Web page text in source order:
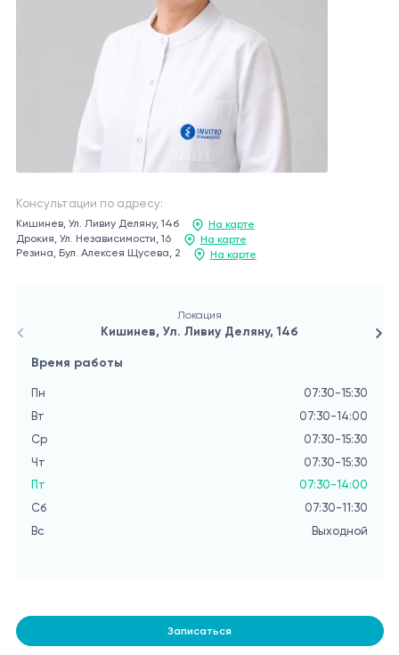
Консультации по адресу:
Кишинев, Ул. Ливиу Деляну, 14б
На карте
Дрокия, Ул. Независимости, 16
На карте
Резина, Бул. Алексея Щусева, 2
На карте
Локация
Кишинев, Ул. Ливиу Деляну, 14б
Время работы
Пн
07:30-15:30
Вт
07:30-14:00
Ср
07:30-15:30
Чт
07:30-15:30
Пт
07:30-14:00
Сб
07:30-11:30
Вс
Выходной
Записаться